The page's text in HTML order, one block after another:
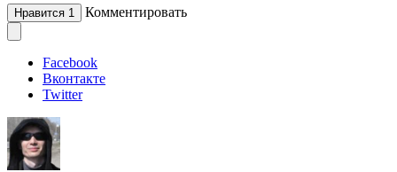
Нравится 1 Комментировать
Facebook
Вконтакте
Twitter